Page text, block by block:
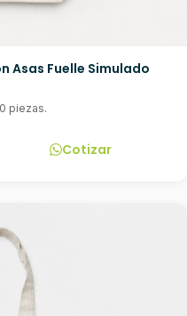
Asas Fuelle Simulado
piezas.
Cotizar